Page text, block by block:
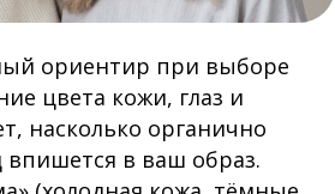
ориентир при выборе
цвета кожи, глаз и
насколько органично
в ваш образ.